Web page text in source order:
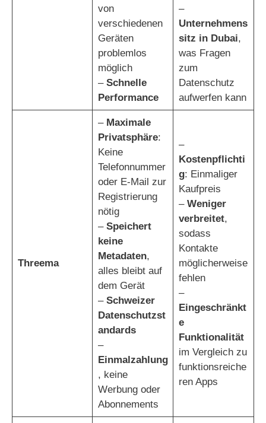
von
verschiedenen
Geräten
problemlos
möglich
– Schnelle
Performance
–
Unternehmens
sitz in Dubai,
was Fragen
zum
Datenschutz
aufwerfen kann
Threema
– Maximale
Privatsphäre:
Keine
Telefonnummer
oder E-Mail zur
Registrierung
nötig
– Speichert
keine
Metadaten,
alles bleibt auf
dem Gerät
– Schweizer
Datenschutzst
andards
–
Einmalzahlung
, keine
Werbung oder
Abonnements
–
Kostenpflichti
g: Einmaliger
Kaufpreis
– Weniger
verbreitet,
sodass
Kontakte
möglicherweise
fehlen
–
Eingeschränkt
e
Funktionalität
im Vergleich zu
funktionsreiche
ren Apps